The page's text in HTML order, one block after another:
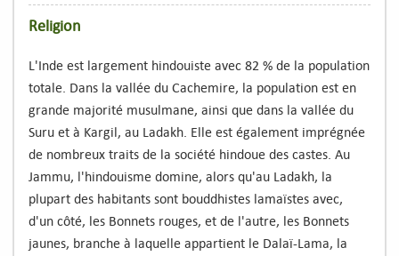
Religion
L'Inde est largement hindouiste avec 82 % de la population
totale. Dans la vallée du Cachemire, la population est en
grande majorité musulmane, ainsi que dans la vallée du
Suru et à Kargil, au Ladakh. Elle est également imprégnée
de nombreux traits de la société hindoue des castes. Au
Jammu, l'hindouisme domine, alors qu'au Ladakh, la
plupart des habitants sont bouddhistes lamaïstes avec,
d'un côté, les Bonnets rouges, et de l'autre, les Bonnets
jaunes, branche à laquelle appartient le Dalaï-Lama, la